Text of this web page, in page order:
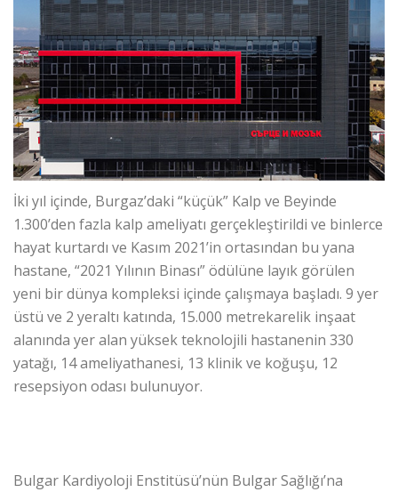
İki yıl içinde, Burgaz’daki “küçük” Kalp ve Beyinde
1.300’den fazla kalp ameliyatı gerçekleştirildi ve binlerce
hayat kurtardı ve Kasım 2021’in ortasından bu yana
hastane, “2021 Yılının Binası” ödülüne layık görülen
yeni bir dünya kompleksi içinde çalışmaya başladı. 9 yer
üstü ve 2 yeraltı katında, 15.000 metrekarelik inşaat
alanında yer alan yüksek teknolojili hastanenin 330
yatağı, 14 ameliyathanesi, 13 klinik ve koğuşu, 12
resepsiyon odası bulunuyor.
Bulgar Kardiyoloji Enstitüsü’nün Bulgar Sağlığı’na